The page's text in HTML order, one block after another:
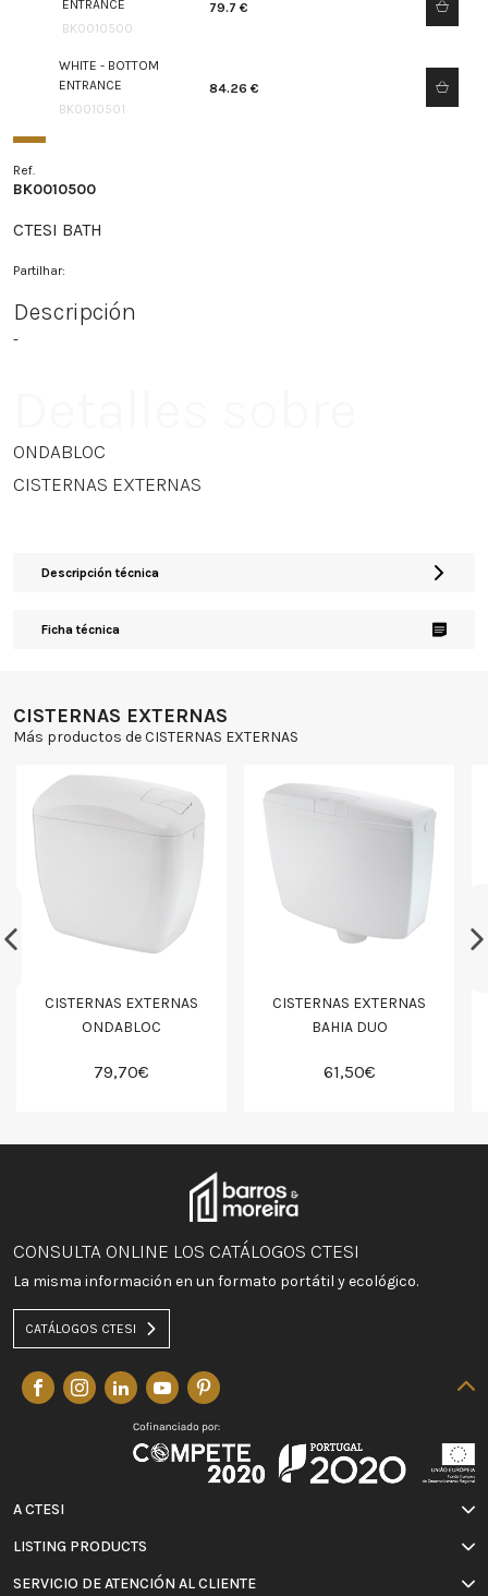
ENTRANCE
BK0010500
79.7 €
WHITE - BOTTOM
ENTRANCE
BK0010501
84.26 €
Ref.
BK0010500
CTESI BATH
Partilhar:
Descripción
-
ONDABLOC
CISTERNAS EXTERNAS
Descripción técnica
Ficha técnica
CISTERNAS EXTERNAS
Más productos de CISTERNAS EXTERNAS
CISTERNAS EXTERNAS
ONDABLOC
79,70€
CISTERNAS EXTERNAS
BAHIA DUO
61,50€
CONSULTA ONLINE LOS CATÁLOGOS CTESI
La misma información en un formato portátil y ecológico.
CATÁLOGOS CTESI
A CTESI
LISTING PRODUCTS
SERVICIO DE ATENCIÓN AL CLIENTE